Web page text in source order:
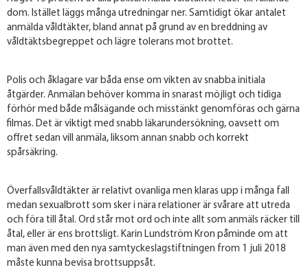
dom. Istället läggs många utredningar ner. Samtidigt ökar antalet
anmälda våldtäkter, bland annat på grund av en breddning av
våldtäktsbegreppet och lägre tolerans mot brottet.
Polis och åklagare var båda ense om vikten av snabba initiala
åtgärder. Anmälan behöver komma in snarast möjligt och tidiga
förhör med både målsägande och misstänkt genomföras och gärna
filmas. Det är viktigt med snabb läkarundersökning, oavsett om
offret sedan vill anmäla, liksom annan snabb och korrekt
spårsäkring.
Överfallsvåldtäkter är relativt ovanliga men klaras upp i många fall
medan sexualbrott som sker i nära relationer är svårare att utreda
och föra till åtal. Ord står mot ord och inte allt som anmäls räcker till
åtal, eller är ens brottsligt. Karin Lundström Kron påminde om att
man även med den nya samtyckeslagstiftningen from 1 juli 2018
måste kunna bevisa brottsuppsåt.